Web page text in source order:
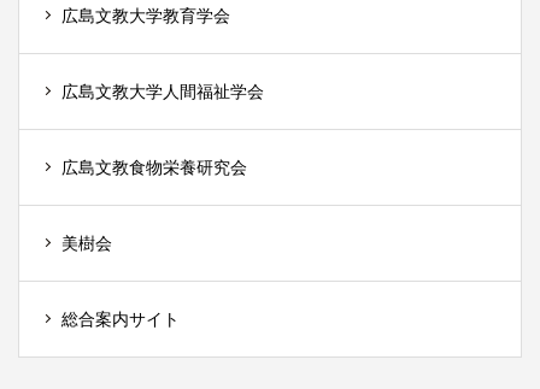
広島文教大学教育学会
広島文教大学人間福祉学会
広島文教食物栄養研究会
美樹会
総合案内サイト